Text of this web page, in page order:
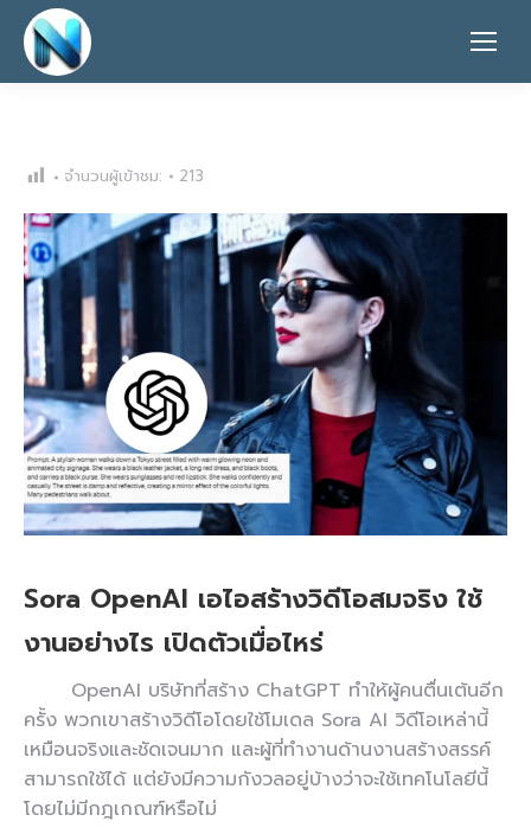
จำนวนผู้เข้าชม: 213
Sora OpenAI เอไอสร้างวิดีโอสมจริง ใช้
งานอย่างไร เปิดตัวเมื่อไหร่
OpenAI บริษัทที่สร้าง ChatGPT ทำให้ผู้คนตื่นเต้นอีก
ครั้ง พวกเขาสร้างวิดีโอโดยใช้โมเดล Sora AI วิดีโอเหล่านี้
เหมือนจริงและชัดเจนมาก และผู้ที่ทำงานด้านงานสร้างสรรค์
สามารถใช้ได้ แต่ยังมีความกังวลอยู่บ้างว่าจะใช้เทคโนโลยีนี้
โดยไม่มีกฎเกณฑ์หรือไม่